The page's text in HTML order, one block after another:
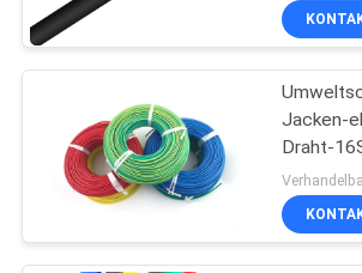
SITEMAP
niedriger
Halogenkabel
Jacken-
Draht-